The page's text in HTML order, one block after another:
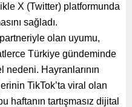
X (Twitter) platformunda
sağladı.
olan uyumu,
Türkiye gündeminde
nedeni. Hayranlarının
TikTok’ta viral olan
haftanın tartışmasız dijital